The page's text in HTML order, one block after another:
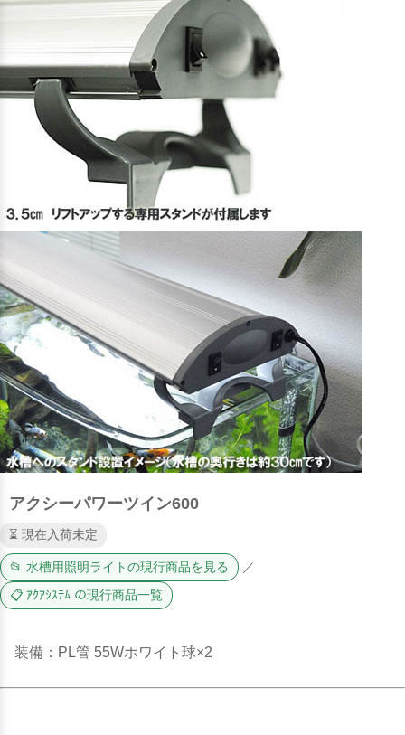
アクシーパワーツイン600
⏳ 現在入荷未定
📂 水槽用照明ライトの現行商品を見る ／
📋 ｱｸｱｼｽﾃﾑ の現行商品一覧
装備：PL管 55Wホワイト球×2